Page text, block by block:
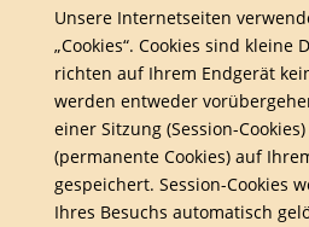
Unsere Internetseiten
„Cookies“. Cookies sind kleine
richten auf Ihrem Endgerät
werden entweder
einer Sitzung (Session-
(permanente Cookies) auf
gespeichert. Session-Cookies
Ihres Besuchs automatisch